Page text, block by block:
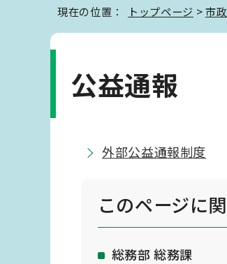
現在の位置： トップページ >市
公益通報
外部公益通報制度
このページに
総務部 総務課